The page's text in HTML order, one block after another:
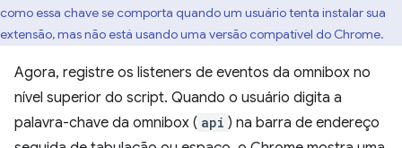
como essa chave se comporta quando um usuário tenta instalar sua
extensão, mas não está usando uma versão compatível do Chrome.
Agora, registre os listeners de eventos da omnibox no
nível superior do script. Quando o usuário digita a
palavra-chave da omnibox ( api ) na barra de endereço